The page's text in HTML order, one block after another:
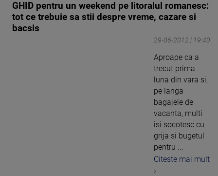
GHID pentru un weekend pe litoralul romanesc:
tot ce trebuie sa stii despre vreme, cazare si
bacsis
29-06-2012 | 19:40
Aproape ca a
trecut prima
luna din vara si,
pe langa
bagajele de
vacanta, multi
isi socotesc cu
grija si bugetul
pentru ...
Citeste mai mult
›